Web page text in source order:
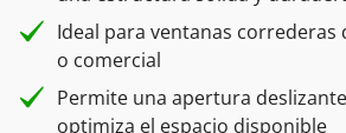
Ideal para ventanas correderas
o comercial
Permite una apertura
optimiza el espacio disponible